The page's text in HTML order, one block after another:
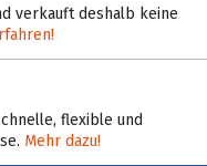
verkauft deshalb keine
flexible und
Mehr dazu!